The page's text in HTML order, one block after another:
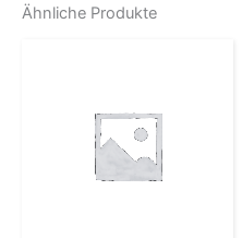
Ähnliche Produkte